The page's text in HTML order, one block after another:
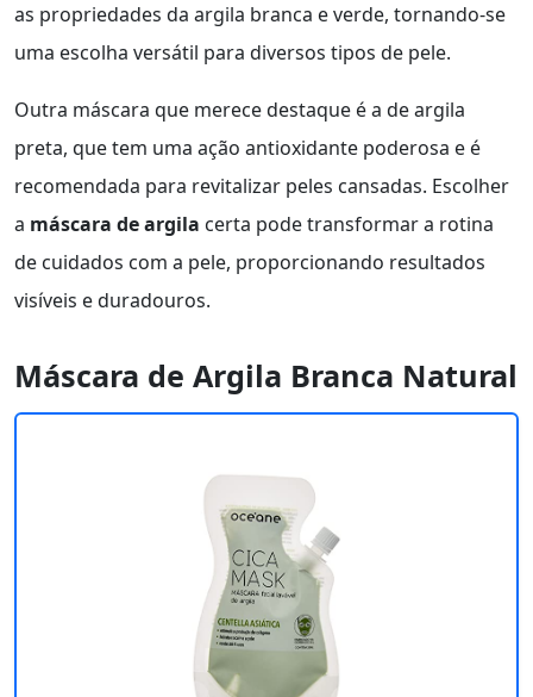
as propriedades da argila branca e verde, tornando-se
uma escolha versátil para diversos tipos de pele.
Outra máscara que merece destaque é a de argila
preta, que tem uma ação antioxidante poderosa e é
recomendada para revitalizar peles cansadas. Escolher
a máscara de argila certa pode transformar a rotina
de cuidados com a pele, proporcionando resultados
visíveis e duradouros.
Máscara de Argila Branca Natural